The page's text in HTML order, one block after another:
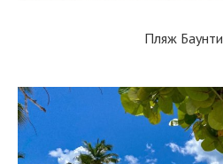
Пляж Баунти